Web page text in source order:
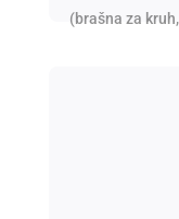
(brašna za